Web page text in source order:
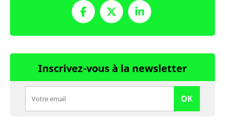
Inscrivez-vous à la newsletter
OK